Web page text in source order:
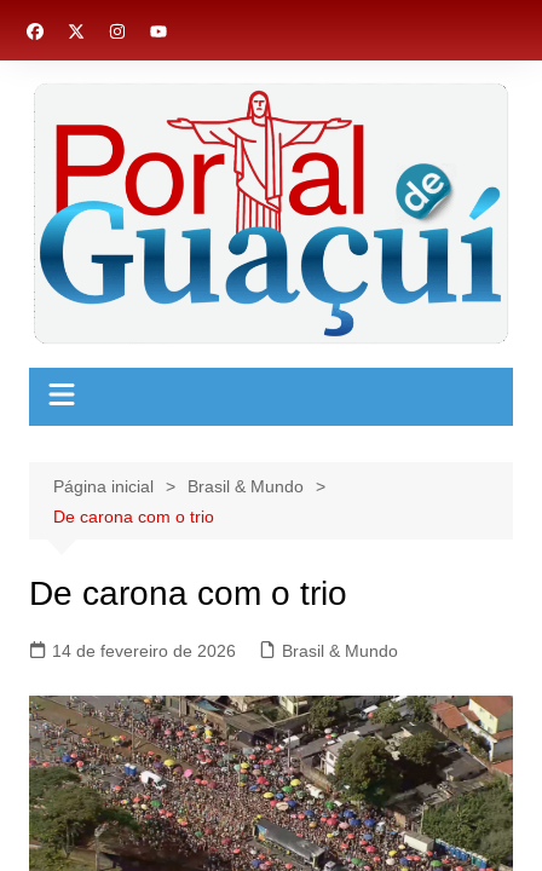
para
Página inicial
Brasil & Mundo
De carona com o trio
De carona com o trio
14 de fevereiro de 2026 Brasil & Mundo